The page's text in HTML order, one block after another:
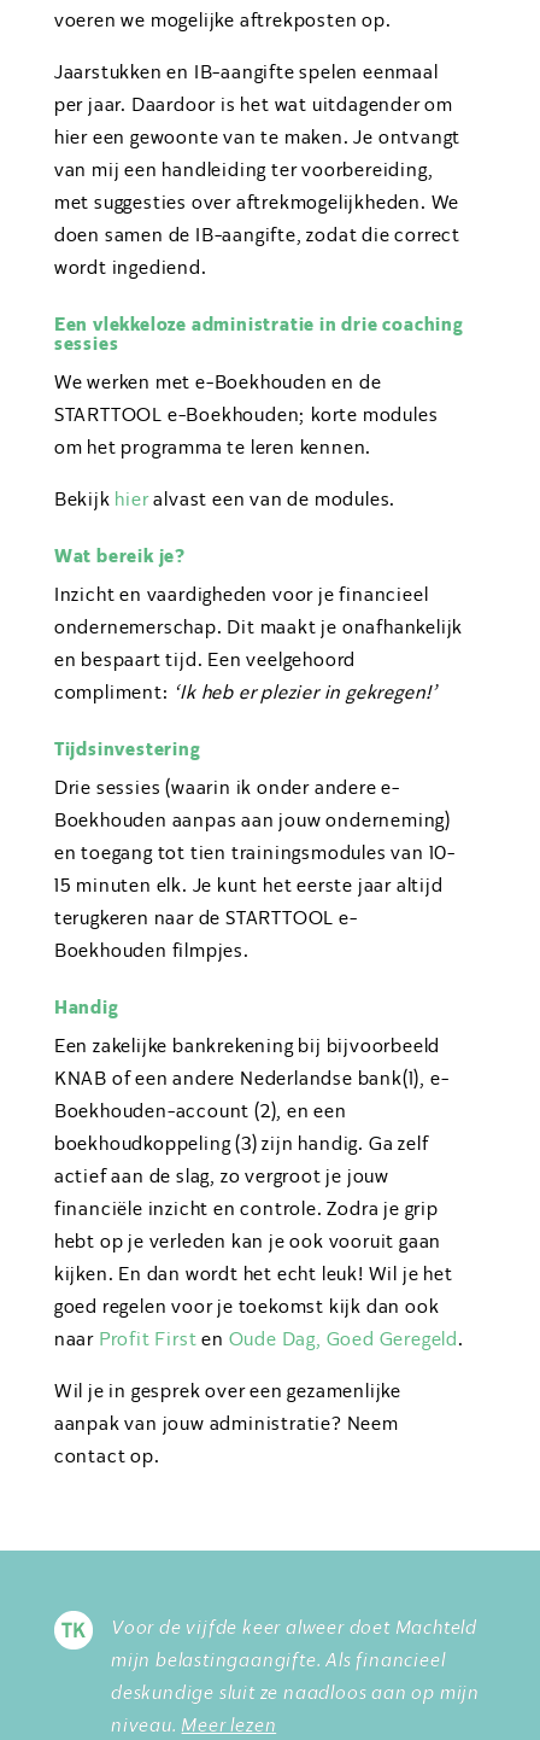
voeren we mogelijke aftrekposten op.
Jaarstukken en IB-aangifte spelen eenmaal
per jaar. Daardoor is het wat uitdagender om
hier een gewoonte van te maken. Je ontvangt
van mij een handleiding ter voorbereiding,
met suggesties over aftrekmogelijkheden. We
doen samen de IB-aangifte, zodat die correct
wordt ingediend.
Een vlekkeloze administratie in drie coaching
sessies
We werken met e-Boekhouden en de
STARTTOOL e-Boekhouden; korte modules
om het programma te leren kennen.
Bekijk hieralvast een van de modules.
Wat bereik je?
Inzicht en vaardigheden voor je financieel
ondernemerschap. Dit maakt je onafhankelijk
en bespaart tijd. Een veelgehoord
compliment: ‘Ik heb er plezier in gekregen!’
Tijdsinvestering
Drie sessies (waarin ik onder andere e-
Boekhouden aanpas aan jouw onderneming)
en toegang tot tien trainingsmodules van 10-
15 minuten elk. Je kunt het eerste jaar altijd
terugkeren naar de STARTTOOL e-
Boekhouden filmpjes.
Handig
Een zakelijke bankrekening bij bijvoorbeeld
KNAB of een andere Nederlandse bank(1), e-
Boekhouden-account (2), en een
boekhoudkoppeling (3) zijn handig. Ga zelf
actief aan de slag, zo vergroot je jouw
financiële inzicht en controle. Zodra je grip
hebt op je verleden kan je ook vooruit gaan
kijken. En dan wordt het echt leuk! Wil je het
goed regelen voor je toekomst kijk dan ook
naar Profit Firsten Oude Dag, Goed Geregeld.
Wil je in gesprek over een gezamenlijke
aanpak van jouw administratie? Neem
contact op.
Voor de vijfde keer alweer doet Machteld
mijn belastingaangifte. Als financieel
deskundige sluit ze naadloos aan op mijn
niveau. Meer lezen